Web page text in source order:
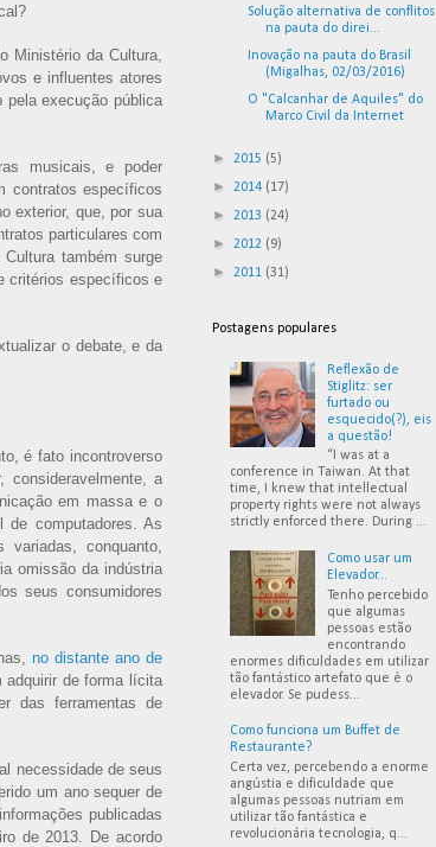
Ministério da Cultura,
e influentes atores
execução pública
musicais, e poder
contratos específicos
exterior, que, por sua
particulares com
também surge
critérios específicos e
o debate, e da
é fato incontroverso
consideravelmente, a
em massa e o
de computadores. As
conquanto,
omissão da indústria
seus consumidores
no distante ano de
adquirir de forma lícita
das ferramentas de
necessidade de seus
um ano sequer de
publicadas
de 2013. De acordo
Solução alternativa de conflitos
na pauta do direi...
Inovação na pauta do Brasil
(Migalhas, 02/03/2016)
O "Calcanhar de Aquiles" do
Marco Civil da Internet
► 2015 (5)
► 2014 (17)
► 2013 (24)
► 2012 (9)
► 2011 (31)
Postagens populares
Reflexão de
Stiglitz: ser
furtado ou
esquecido(?), eis
a questão!
“I was at a
conference in Taiwan. At that
time, I knew that intellectual
property rights were not always
strictly enforced there. During ...
Como usar um
Elevador...
Tenho percebido
que algumas
pessoas estão
encontrando
enormes dificuldades em utilizar
tão fantástico artefato que é o
elevador. Se pudess...
Como funciona um Buffet de
Restaurante?
Certa vez, percebendo a enorme
angústia e dificuldade que
algumas pessoas nutriam em
utilizar tão fantástica e
revolucionária tecnologia, q...